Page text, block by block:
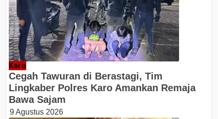
Karo
Cegah Tawuran di Berastagi, Tim
Lingkaber Polres Karo Amankan Remaja
Bawa Sajam
9 Agustus 2026